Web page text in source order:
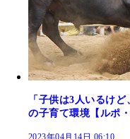
「子供は3人いるけ
の子育て環境【ルポ
2023年04月14日 06:10